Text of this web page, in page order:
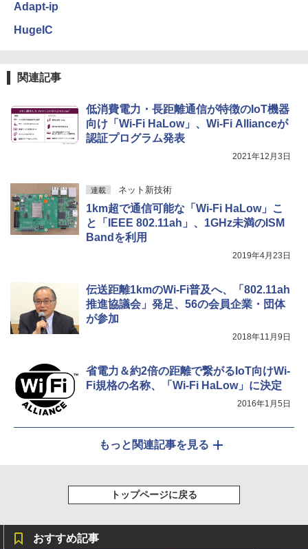
Adapt-ip
HugeIC
関連記事
低消費電力・長距離通信が特徴のIoT機器
向け「Wi-Fi HaLow」、Wi-Fi Allianceが
認証プログラム発表
2021年12月3日
連載 ネット新技術
1km超で通信可能な「Wi-Fi HaLow」こ
と「IEEE 802.11ah」、1GHz未満のISM
Bandを利用
2019年4月23日
伝送距離1kmのWi-Fi普及へ、「802.11ah
推進協議会」発足、56の会員企業・団体
が参加
2018年11月9日
省電力＆約2倍の距離で繋がるIoT向けWi-
Fi規格の名称、「Wi-Fi HaLow」に決定
2016年1月5日
もっと関連記事を見る
トップページに戻る
おすすめ記事